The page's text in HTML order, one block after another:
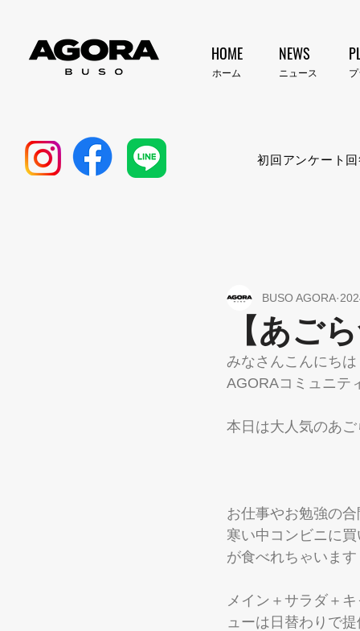
HOME
​ホーム
NEWS
​ニュース
初回アンケート
【あご
BUSO AGORA
みなさんこんにちは
AGORAコミュニテ
本日は大人気のあ
お仕事やお勉強の
寒い中コンビニに
が食べれちゃいます
メイン＋サラダ＋
ューは日替わりで